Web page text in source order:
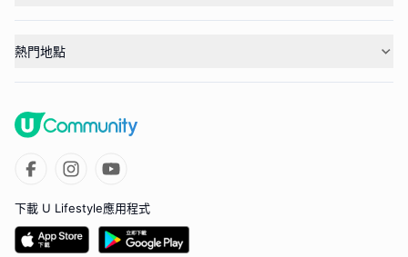
熱門地點
下載 U Lifestyle應用程式